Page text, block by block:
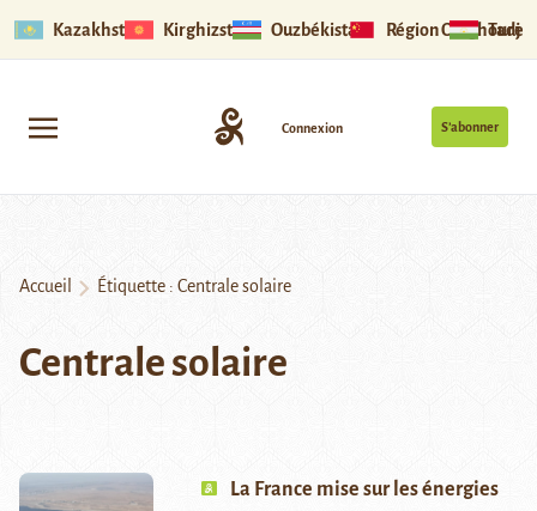
Kazakhstan Kirghizstan Ouzbékistan Région Ouïghoure
S’abonner
Connexion
Accueil Étiquette : Centrale solaire
Centrale solaire
La France mise sur les énergies